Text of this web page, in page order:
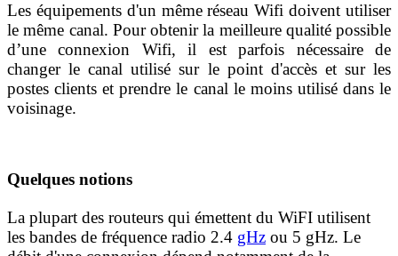
Les équipements d'un même réseau Wifi doivent utiliser
le même canal. Pour obtenir la meilleure qualité possible
d’une connexion Wifi, il est parfois nécessaire de
changer le canal utilisé sur le point d'accès et sur les
postes clients et prendre le canal le moins utilisé dans le
voisinage.
Quelques notions
La plupart des routeurs qui émettent du WiFI utilisent
les bandes de fréquence radio 2.4 gHz ou 5 gHz. Le